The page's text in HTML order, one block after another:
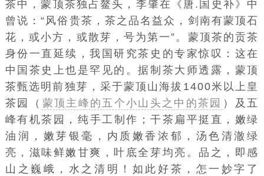
茶中，蒙顶茶独占鳌头，李肇在《唐.国史补》中
曾说：“风俗贵茶，茶之品名益众，剑南有蒙顶石
花 ，或小方，或散芽，号为第一”。蒙顶茶的贡茶
身份一直延续，我国研究茶史的专家惊叹：这在
中国茶史 上也是罕见的。据制茶大师透露，蒙顶
茶甄选明前独芽，采于蒙顶山海拔1400米以上 皇
茶园（ 蒙顶主峰的五个小山头之中的茶园 ） 及五
峰有机茶园 ，纯手工制作 ；干茶扁平挺直，嫩绿
油润，嫩芽银毫，内质嫩香浓郁，汤色清澈绿
亮，滋味鲜嫩甘爽，叶底全芽均亮。品之，即感
山之巍峨，水之清明！如此好茶，怎一妙字了